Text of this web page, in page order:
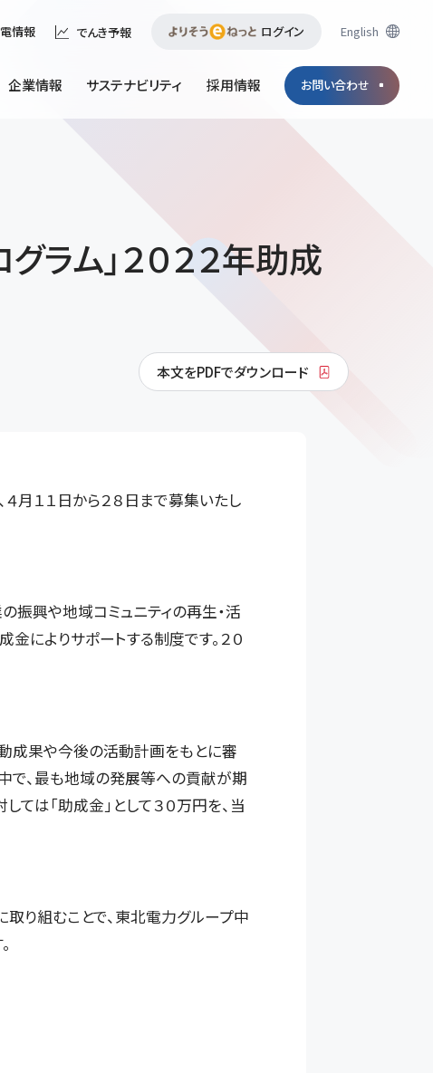
English
情報 でんき予報 ログイン
企業情報 サステナビリティ 採用情報 お問い合わせ
ラム」２０２２年助成
本文をPDFでダウンロード
月１１日から２８日まで募集いたし
振興や地域コミュニティの再生・活
によりサポートする制度です。２０
成果や今後の活動計画をもとに審
で、最も地域の発展等への貢献が期
ては「助成金」として３０万円を、当
り組むことで、東北電力グループ中